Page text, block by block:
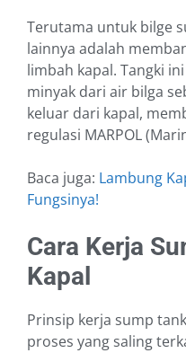
Terutama untuk bilge
lainnya adalah
limbah kapal. Tangki
minyak dari air bilga
keluar dari kapal,
regulasi MARPOL
Baca juga: Lambung
Fungsinya!
Cara Kerja
Kapal
Prinsip kerja sump
proses yang saling